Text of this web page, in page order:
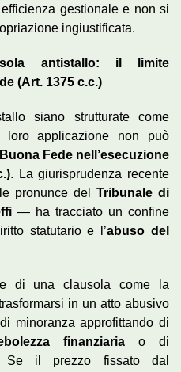
gestionale e non si
ingiustificata.
antistallo: il limite
(Art. 1375 c.c.)
siano strutturate come
loro applicazione non può
Fede nell’esecuzione
. La giurisprudenza recente
pronunce delTribunale di
— ha tracciato un confine
statutario e l’abuso del
di una clausola come la
in un atto abusivo
minoranza approfittando di
finanziariao di
Se il prezzo fissato dal